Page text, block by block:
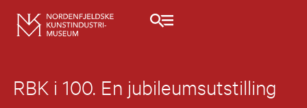
RBK i 100. En jubileumsutstilling